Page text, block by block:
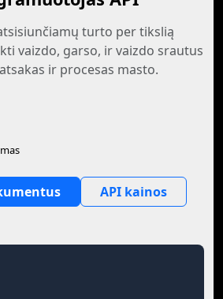
turto per tikslią
vaizdo, garso, ir vaizdo srautus
ir procesas masto.
API kainos